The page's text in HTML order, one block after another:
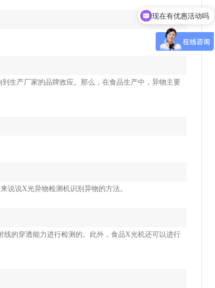
生产厂家的品牌效应。那么，在食品生产中，异物主要
说说X光异物检测机识别异物的方法。
的穿透能力进行检测的。此外，食品X光机还可以进行
可以介绍下你们的产品么
现在有优惠活动吗